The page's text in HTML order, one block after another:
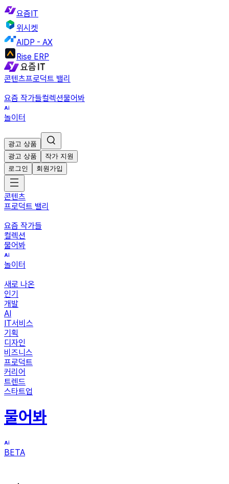
요즘IT
위시켓
AIDP - AX
Rise ERP
콘텐츠프로덕트 밸리
요즘 작가들컬렉션물어봐
놀이터
광고 상품
광고 상품
작가 지원
로그인
회원가입
콘텐츠
프로덕트 밸리
요즘 작가들
컬렉션
물어봐
놀이터
새로 나온
인기
개발
AI
IT서비스
기획
디자인
비즈니스
프로덕트
커리어
트렌드
스타트업
물어봐
BETA